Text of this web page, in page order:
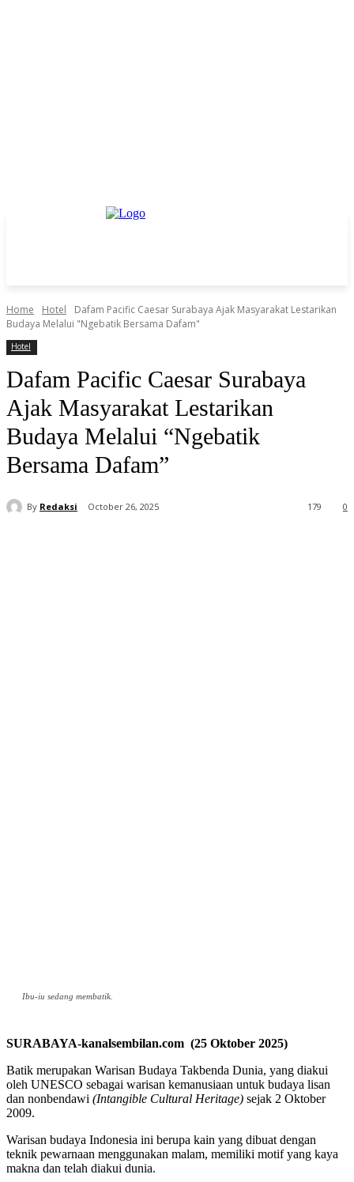
Home Hotel
Dafam Pacific Caesar Surabaya Ajak Masyarakat Lestarikan
Budaya Melalui "Ngebatik Bersama Dafam"
Hotel
Dafam Pacific Caesar Surabaya
Ajak Masyarakat Lestarikan
Budaya Melalui “Ngebatik
Bersama Dafam”
By Redaksi October 26, 2025 0
179
Ibu-iu sedang membatik.
SURABAYA-kanalsembilan.com (25 Oktober 2025)
Batik merupakan Warisan Budaya Takbenda Dunia, yang diakui
oleh UNESCO sebagai warisan kemanusiaan untuk budaya lisan
dan nonbendawi (Intangible Cultural Heritage) sejak 2 Oktober
2009.
Warisan budaya Indonesia ini berupa kain yang dibuat dengan
teknik pewarnaan menggunakan malam, memiliki motif yang kaya
makna dan telah diakui dunia.